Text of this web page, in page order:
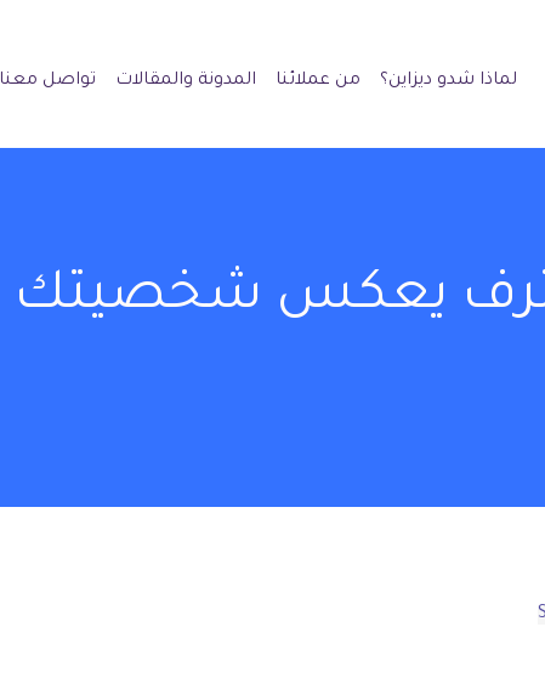
لماذا شدو ديزاين؟ من عملائنا المدونة والمقالات تواصل معنا
يعكس شخصيتك